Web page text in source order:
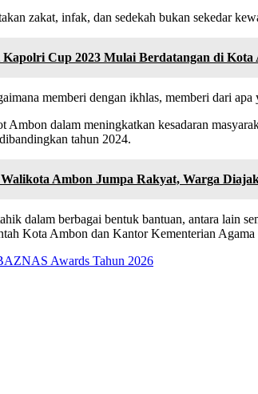
zakat, infak, dan sedekah bukan sekedar
Cup 2023 Mulai Berdatangan di Kota
memberi dengan ikhlas, memberi dari
Ambon dalam meningkatkan kesadaran
tahun 2024.
Ambon Jumpa Rakyat, Warga
dalam berbagai bentuk bantuan, antara lain
Kota Ambon dan Kantor Kementerian
Awards Tahun 2026